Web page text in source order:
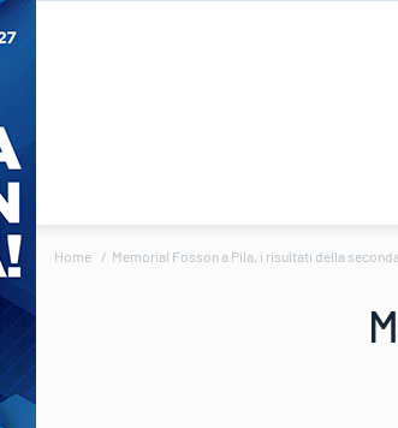
Home Memorial Fosson a Pila, i risultati della